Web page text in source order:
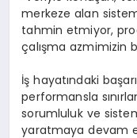
merkeze alan
tahmin etmiyor,
çalışma azmimizin
İş hayatındaki
performansla
sorumluluk ve
yaratmaya devam